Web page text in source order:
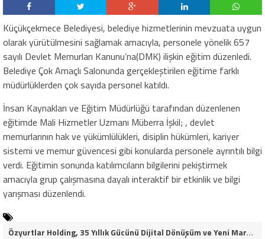
Küçükçekmece Belediyesi, belediye hizmetlerinin mevzuata uygun
olarak yürütülmesini sağlamak amacıyla, personele yönelik 657
sayılı Devlet Memurları Kanunu’na(DMK) ilişkin eğitim düzenledi.
Belediye Çok Amaçlı Salonunda gerçekleştirilen eğitime farklı
müdürlüklerden çok sayıda personel katıldı.
İnsan Kaynakları ve Eğitim Müdürlüğü tarafından düzenlenen
eğitimde Mali Hizmetler Uzmanı Müberra İşkil; , devlet
memurlarının hak ve yükümlülükleri, disiplin hükümleri, kariyer
sistemi ve memur güvencesi gibi konularda personele ayrıntılı bilgi
verdi. Eğitimin sonunda katılımcıların bilgilerini pekiştirmek
amacıyla grup çalışmasına dayalı interaktif bir etkinlik ve bilgi
yarışması düzenlendi.
Özyurtlar Holding, 35 Yıllık Gücünü Dijital Dönüşüm ve Yeni Marka Stratejisiyle Geleceğe Taşıyor